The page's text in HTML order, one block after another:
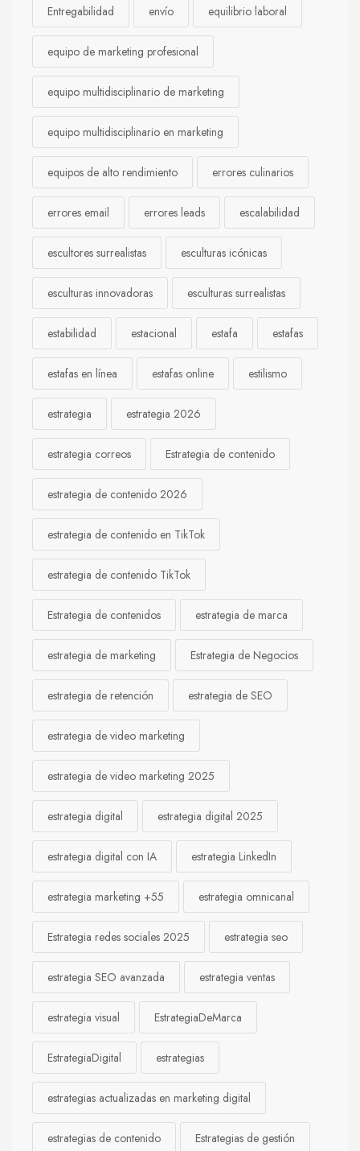
Entregabilidad envío equilibrio laboral
equipo de marketing profesional
equipo multidisciplinario de marketing
equipo multidisciplinario en marketing
equipos de alto rendimiento errores culinarios
errores email errores leads escalabilidad
escultores surrealistas esculturas icónicas
esculturas innovadoras esculturas surrealistas
estabilidad estacional estafa estafas
estafas en línea estafas online estilismo
estrategia estrategia 2026
estrategia correos Estrategia de contenido
estrategia de contenido 2026
estrategia de contenido en TikTok
estrategia de contenido TikTok
Estrategia de contenidos estrategia de marca
estrategia de marketing Estrategia de Negocios
estrategia de retención estrategia de SEO
estrategia de video marketing
estrategia de video marketing 2025
estrategia digital estrategia digital 2025
estrategia digital con IA estrategia LinkedIn
estrategia marketing +55 estrategia omnicanal
Estrategia redes sociales 2025 estrategia seo
estrategia SEO avanzada estrategia ventas
estrategia visual EstrategiaDeMarca
EstrategiaDigital estrategias
estrategias actualizadas en marketing digital
estrategias de contenido Estrategias de gestión